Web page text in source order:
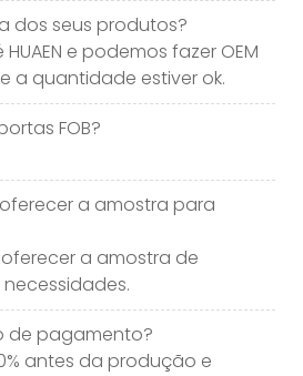
dos seus produtos?
e podemos fazer OEM
a quantidade estiver ok.
FOB?
a amostra para
a amostra de
de pagamento?
antes da produção e